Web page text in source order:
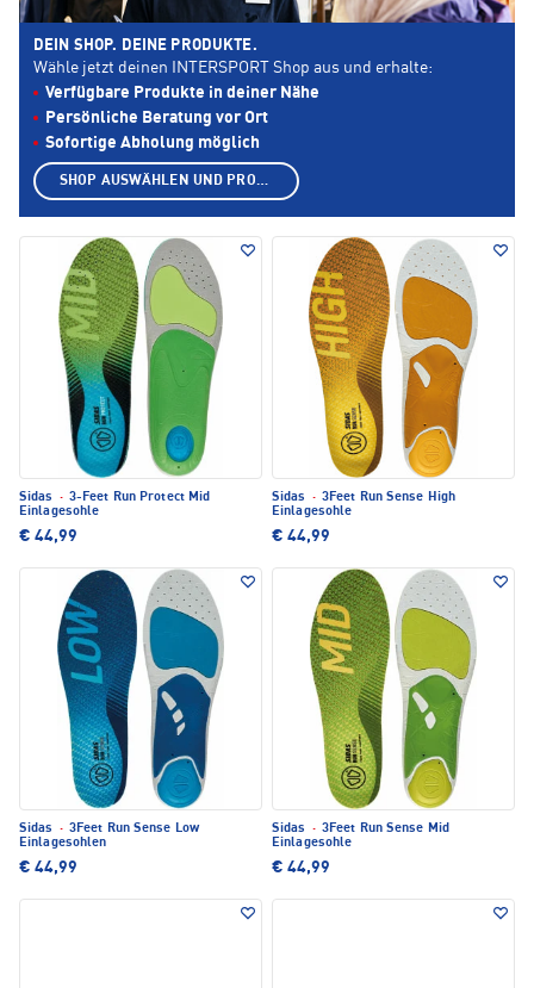
Sidas · 3-Feet Run Protect Mid
Einlagesohle
€ 44,99
Sidas · 3Feet Run Sense High
Einlagesohle
€ 44,99
Sidas · 3Feet Run Sense Low
Einlagesohlen
€ 44,99
Sidas · 3Feet Run Sense Mid
Einlagesohle
€ 44,99
DEIN SHOP. DEINE PRODUKTE.
Wähle jetzt deinen INTERSPORT Shop aus und erhalte:
Verfügbare Produkte in deiner Nähe
Persönliche Beratung vor Ort
Sofortige Abholung möglich
SHOP AUSWÄHLEN UND PRODUKTE ANZEIGEN